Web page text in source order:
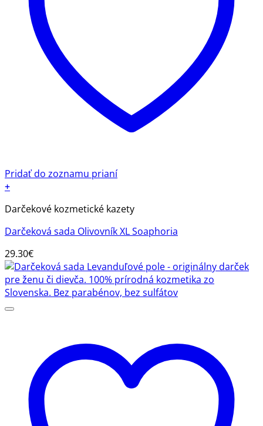
Pridať do zoznamu prianí
+
Darčekové kozmetické kazety
Darčeková sada Olivovník XL Soaphoria
29.30€